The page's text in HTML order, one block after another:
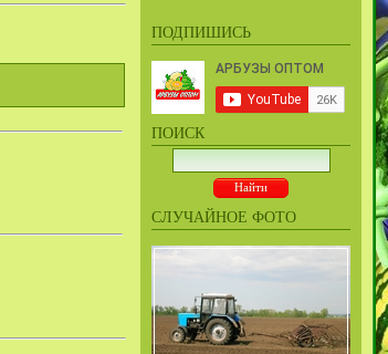
ПОДПИШИСЬ
ПОИСК
СЛУЧАЙНОЕ ФОТО